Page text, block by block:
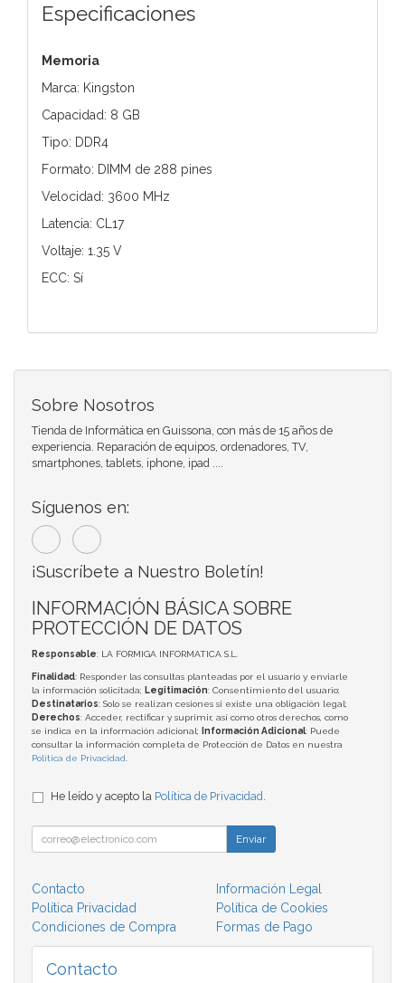
Especificaciones
Memoria
Marca: Kingston
Capacidad: 8 GB
Tipo: DDR4
Formato: DIMM de 288 pines
Velocidad: 3600 MHz
Latencia: CL17
Voltaje: 1.35 V
ECC: Sí
Sobre Nosotros
Tienda de Informática en Guissona, con más de 15 años de
experiencia. Reparación de equipos, ordenadores, TV,
smartphones, tablets, iphone, ipad ....
Síguenos en:
¡Suscríbete a Nuestro Boletín!
INFORMACIÓN BÁSICA SOBRE
PROTECCIÓN DE DATOS
Responsable: LA FORMIGA INFORMATICA S.L.
Finalidad: Responder las consultas planteadas por el usuario y enviarle
la información solicitada; Legitimación: Consentimiento del usuario;
Destinatarios: Solo se realizan cesiones si existe una obligación legal;
Derechos: Acceder, rectificar y suprimir, así como otros derechos, como
se indica en la información adicional;
Información Adicional: Puede
consultar la información completa de Protección de Datos en nuestra
Política de Privacidad
He leído y acepto la Política de Privacidad
Enviar
Contacto
Información Legal
Política Privacidad
Política de Cookies
Condiciones de Compra
Formas de Pago
Contacto